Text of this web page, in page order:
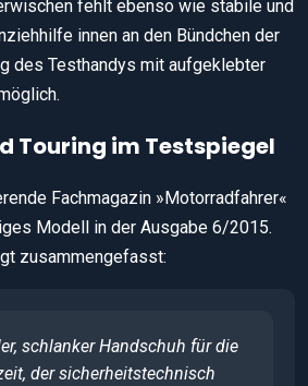
fehlt ebenso wie stabile und
innen an den Bündchen der
des Testhandys mit aufgeklebter
Touring im Testspiegel
Fachmagazin »Motorradfahrer«
Modell in der Ausgabe 6/2015.
zusammengefasst:
schlanker Handschuh für die
der sicherheitstechnisch